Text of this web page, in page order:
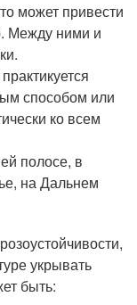
может привести
Между ними и
способом или
ко всем
полосе, в
на Дальнем
укрывать
быть: